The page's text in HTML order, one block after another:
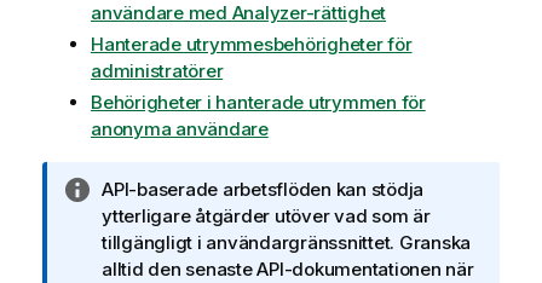
användare med Analyzer-rättighet
Hanterade utrymmesbehörigheter för
administratörer
Behörigheter i hanterade utrymmen för
anonyma användare
A
n
t
e
API-baserade arbetsflöden kan stödja
ytterligare åtgärder utöver vad som är
tillgängligt i användargränssnittet. Granska
alltid den senaste API-dokumentationen när